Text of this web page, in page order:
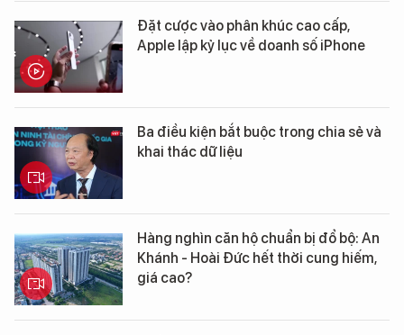
Đặt cược vào phân khúc cao cấp,
Apple lập kỷ lục về doanh số iPhone
Ba điều kiện bắt buộc trong chia sẻ và
khai thác dữ liệu
Hàng nghìn căn hộ chuẩn bị đổ bộ: An
Khánh - Hoài Đức hết thời cung hiếm,
giá cao?